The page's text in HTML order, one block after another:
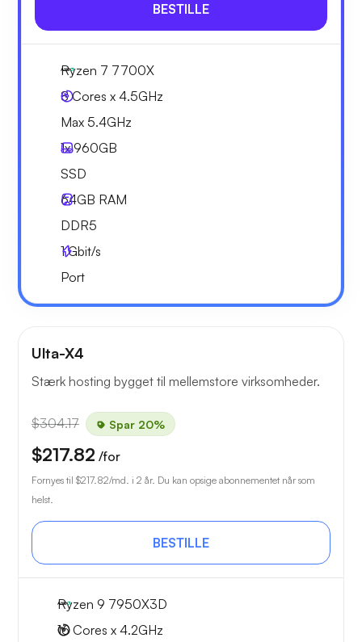
BESTILLE
Ryzen 7 7700X
8 Cores x 4.5GHz
Max 5.4GHz
1x960GB
SSD
64GB RAM
DDR5
1Gbit/s
Port
Ulta-X4
Stærk hosting bygget til mellemstore virksomheder.
$304.17 Spar 20%
$217.82 /for
Fornyes til $217.82/md. i 2 år. Du kan opsige abonnementet når som
helst.
BESTILLE
Ryzen 9 7950X3D
16 Cores x 4.2GHz